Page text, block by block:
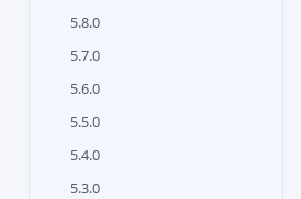
5.8.0
5.7.0
5.6.0
5.5.0
5.4.0
5.3.0